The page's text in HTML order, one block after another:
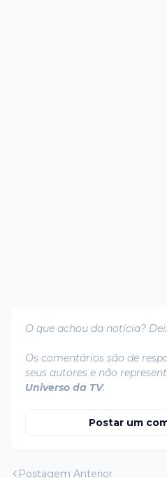
O que achou da notícia?
Os comentários são de
seus autores e não
Universo da TV.
Postar um
Postagem Anterior